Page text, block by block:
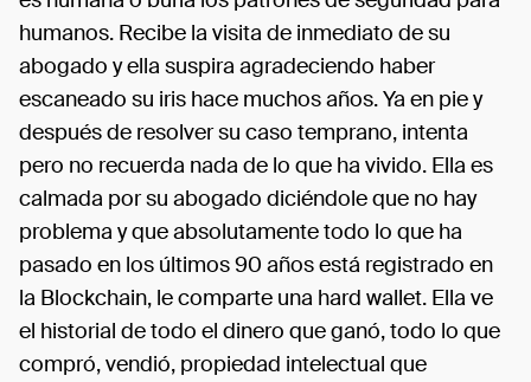
humanos. Recibe la visita de inmediato de su
abogado y ella suspira agradeciendo haber
escaneado su iris hace muchos años. Ya en pie y
después de resolver su caso temprano, intenta
pero no recuerda nada de lo que ha vivido. Ella es
calmada por su abogado diciéndole que no hay
problema y que absolutamente todo lo que ha
pasado en los últimos 90 años está registrado en
la Blockchain, le comparte una hard wallet. Ella ve
el historial de todo el dinero que ganó, todo lo que
compró, vendió, propiedad intelectual que